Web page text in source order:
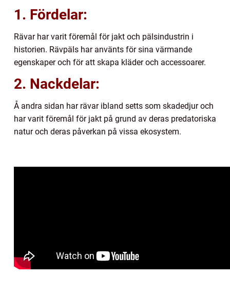
1. Fördelar:
Rävar har varit föremål för jakt och pälsindustrin i
historien. Rävpäls har använts för sina värmande
egenskaper och för att skapa kläder och accessoarer.
2. Nackdelar:
Å andra sidan har rävar ibland setts som skadedjur och
har varit föremål för jakt på grund av deras predatoriska
natur och deras påverkan på vissa ekosystem.